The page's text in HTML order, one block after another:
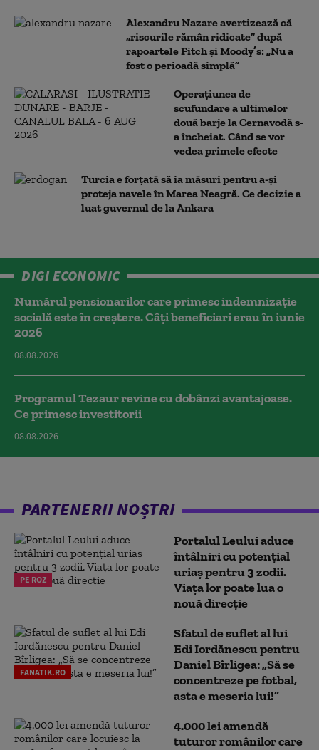
Alexandru Nazare avertizează că
„riscurile rămân ridicate” după
rapoartele Fitch și Moody’s: „Nu a
fost o perioadă simplă”
Operațiunea de
scufundare a ultimelor
două barje la Cernavodă s-
a încheiat. Când se vor
vedea primele efecte
Turcia e forțată să ia măsuri pentru a-și
proteja navele în Marea Neagră. Ce decizie a
luat guvernul de la Ankara
DIGI ECONOMIC
Numărul pensionarilor care primesc indemnizaţie
socială este în creștere. Câți beneficiari erau în iunie
2026
08.08.2026
Programul Tezaur revine cu dobânzi avantajoase.
Ce primesc investitorii
08.08.2026
PARTENERII NOȘTRI
PE ROZ
Portalul Leului aduce
întâlniri cu potențial
uriaș pentru 3 zodii.
Viața lor poate lua o
nouă direcție
FANATIK.RO
Sfatul de suflet al lui
Edi Iordănescu pentru
Daniel Bîrligea: „Să se
concentreze pe fotbal,
asta e meseria lui!”
4.000 lei amendă
tuturor românilor care